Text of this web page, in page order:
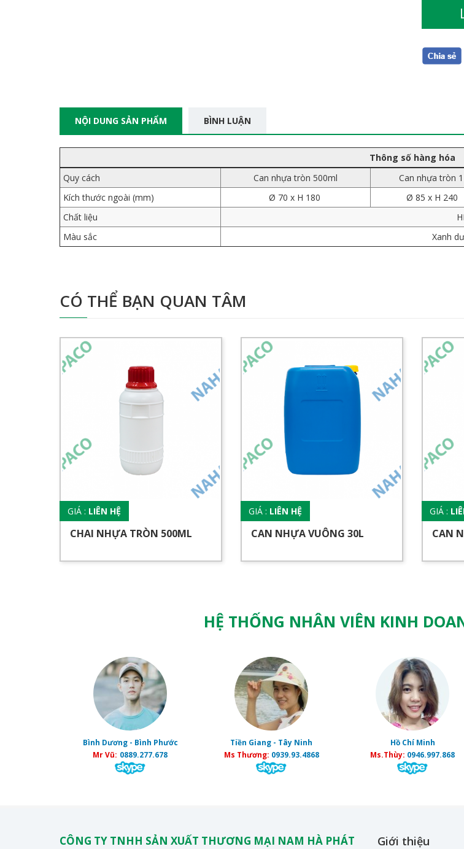
NỘI DUNG SẢN PHẨM BÌNH LUẬN
Thông số hàng hóa
Quy cách
Can nhựa tròn 500ml Can nhựa tròn
Kích thước ngoài (mm)
Ø 70 x H 180 Ø 85 x H 240
Chất liệu
Màu sắc
Xanh
CÓ THỂ BẠN QUAN TÂM
GIÁ : LIÊN HỆ
CHAI NHỰA TRÒN 500ML
GIÁ : LIÊN HỆ
CAN NHỰA VUÔNG 30L
GIÁ :
CAN
HỆ THỐNG NHÂN VIÊN KINH
Bình Dương - Bình Phước
Mr Vũ: 0889.277.678
Tiền Giang - Tây Ninh
Ms Thương: 0939.93.4868
Hồ Chí Minh
Ms.Thùy: 0946.997.868
CÔNG TY TNHH SẢN XUẤT THƯƠNG MẠI NAM HÀ PHÁT Giới thiệu